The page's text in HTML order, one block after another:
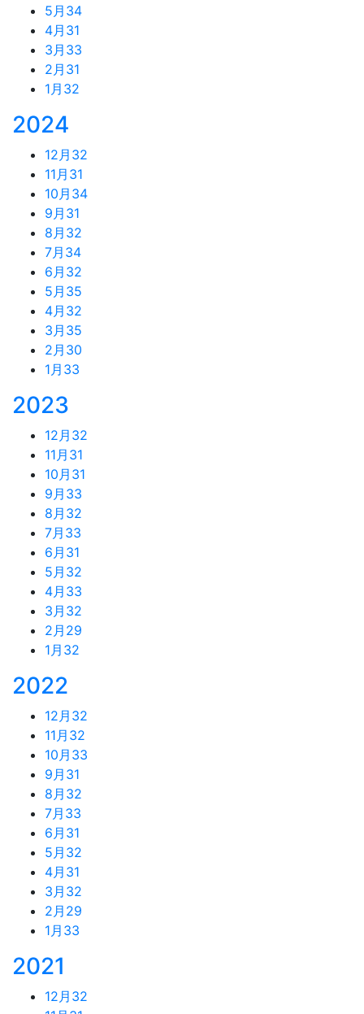
5月 34
4月 31
3月 33
2月 31
1月 32
2024
12月 32
11月 31
10月 34
9月 31
8月 32
7月 34
6月 32
5月 35
4月 32
3月 35
2月 30
1月 33
2023
12月 32
11月 31
10月 31
9月 33
8月 32
7月 33
6月 31
5月 32
4月 33
3月 32
2月 29
1月 32
2022
12月 32
11月 32
10月 33
9月 31
8月 32
7月 33
6月 31
5月 32
4月 31
3月 32
2月 29
1月 33
2021
12月 32